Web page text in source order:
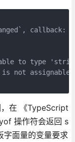
callback:
to type
is not
在 《TypeScript
操作符会返回 s
面量的变量要求